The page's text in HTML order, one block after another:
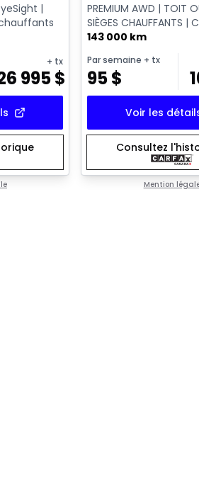
|
chauffants
+ tx
995$
PREMIUM AWD | TOIT
SIÈGES CHAUFFANTS |
RECUL | APPLE CARPLAY
143 000 km
Par semaine + tx
95$
Voir les
Consultez
Mention